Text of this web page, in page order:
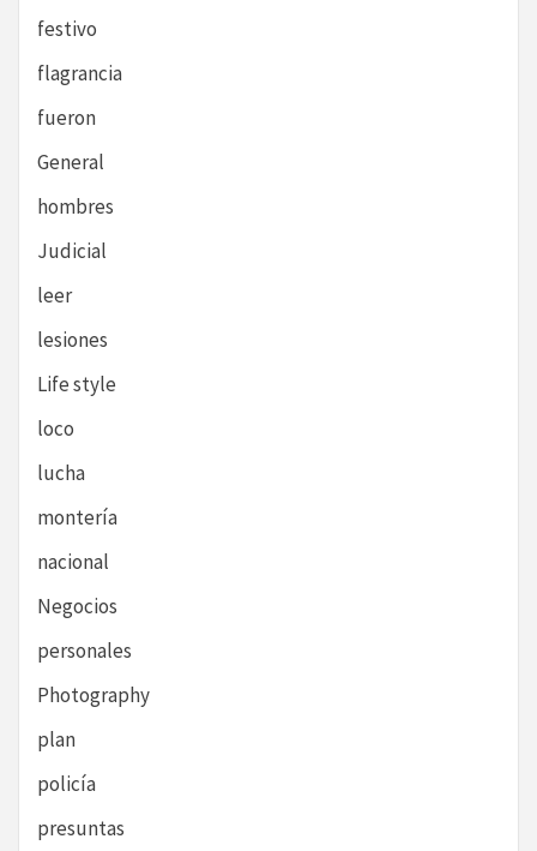
festivo
flagrancia
fueron
General
hombres
Judicial
leer
lesiones
Life style
loco
lucha
montería
nacional
Negocios
personales
Photography
plan
policía
presuntas